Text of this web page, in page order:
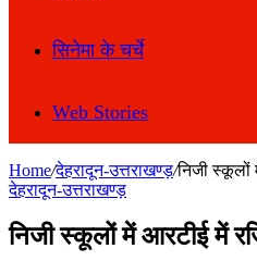
सिनेमा के चर्चे
Web Stories
Home/देहरादून-उत्तराखण्ड़/निजी स्कूलों
देहरादून-उत्तराखण्ड़
निजी स्कूलों में आरटीई में